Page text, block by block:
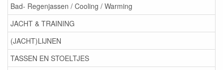
Bad- Regenjassen / Cooling / Warming
JACHT & TRAINING
(JACHT)LIJNEN
TASSEN EN STOELTJES